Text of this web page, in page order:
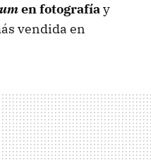
en fotografíay
vendida en